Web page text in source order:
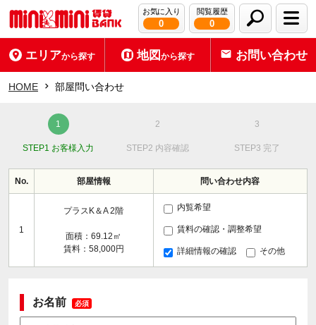
お気に入り
0
閲覧履歴
0
エリアから探す 地図から探す お問い合わせ
HOME 部屋問い合わせ
STEP1 お客様入力 STEP2 内容確認 STEP3 完了
No. 部屋情報 問い合わせ内容
1
プラスK＆A 2階
面積：69.12㎡
賃料：58,000円
内覧希望
賃料の確認・調整希望
詳細情報の確認 その他
お名前 必須